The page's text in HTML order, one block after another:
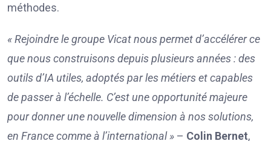
méthodes.
« Rejoindre le groupe Vicat nous permet d’accélérer ce
que nous construisons depuis plusieurs années : des
outils d’IA utiles, adoptés par les métiers et capables
de passer à l’échelle. C’est une opportunité majeure
pour donner une nouvelle dimension à nos solutions,
en France comme à l’international » – Colin Bernet,